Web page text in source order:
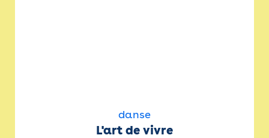
danse
L'art de vivre